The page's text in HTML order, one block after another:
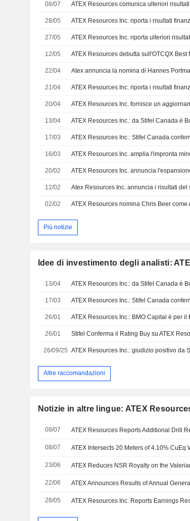
08/07
28/05
27/05
12/05 ATEX Resources debutta sull'OTCQX
22/04
21/04
20/04
13/04 ATEX Resources Inc.: da Stifel Canada è
17/03 ATEX Resources Inc.: Stifel Canada
16/03
20/02
12/02
02/02 ATEX Resources nomina Chris Beer
Più notizie
Idee di investimento degli analisti:
13/04 ATEX Resources Inc.: da Stifel Canada è
17/03 ATEX Resources Inc.: Stifel Canada
26/01 ATEX Resources Inc.: BMO Capital è per il
26/01 Stifel Conferma il Rating Buy su ATEX
26/09/25 ATEX Resources Inc.: giudizio positivo da
Altre raccomandazioni
Notizie in altre lingue: ATEX
08/07
08/07
23/06 ATEX Reduces NSR Royalty on the
22/06
28/05